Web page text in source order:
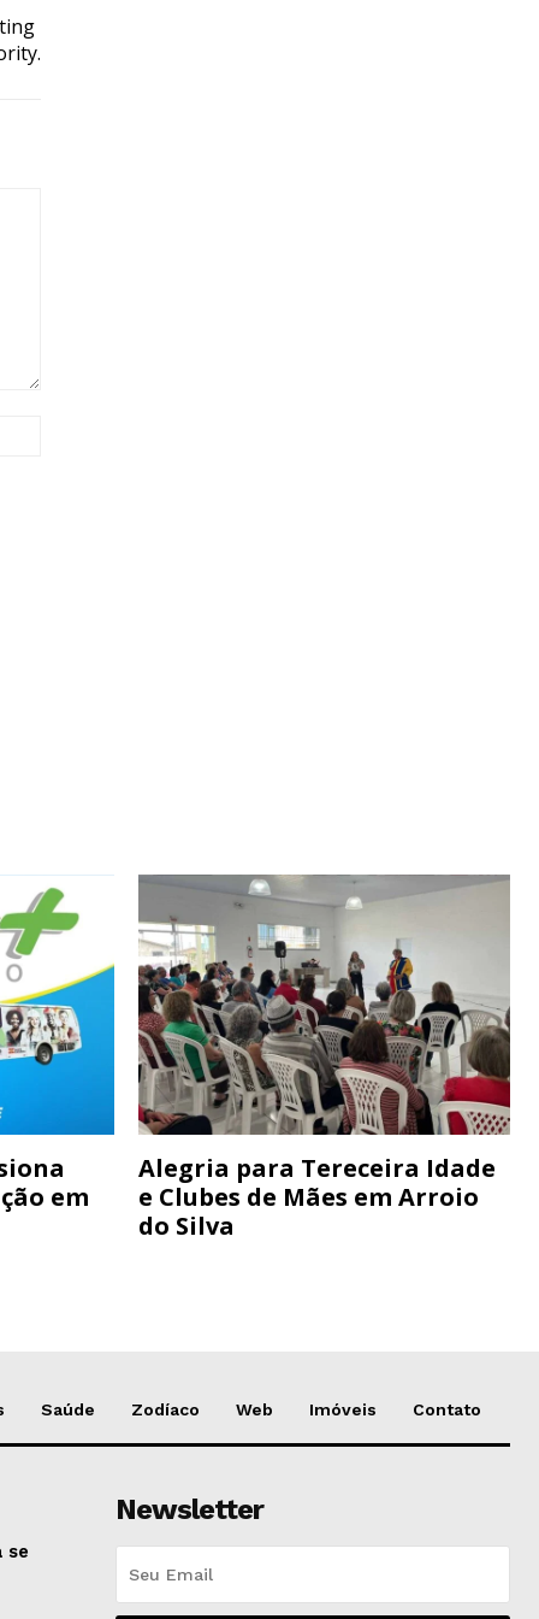
em
Alegria para Tereceira Idade
e Clubes de Mães em Arroio
do Silva
Saúde Zodíaco Web Imóveis Contato
se
Newsletter